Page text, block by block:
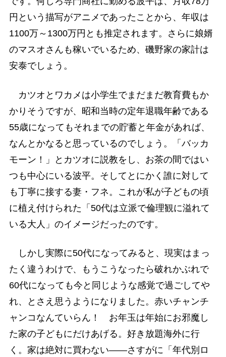
円という描写がアニメであったことから、年収は
1100万～1300万円とも推定されます。さらに娘婿
のマスオさんも稼いでいるため、磯野家の家計は
安泰でしょう。
カツオとワカメは小学生でまだまだ教育費もか
かりそうですが、昭和当時の定年退職年齢である
55歳になってもそれまでの貯蓄と年金があれば、
なんとかなると思っているのでしょう。「バッカ
モーン！」とカツオに説教をし、お茶の間ではい
つも中心にいる波平。そしてとにかく誰に対して
も丁寧に接する妻・フネ。これが私が子どもの頃
に植え付けられた「50代は立派で倫理観に溢れて
いる大人」のイメージだったのです。
しかし実際に50代になってみると、現実はまっ
たく違うわけで、もうこうなったら破れかぶれで
60代になっても今と同じような感覚で過ごしてや
れ、とさえ思うようになりました。赤いチャンチ
ャンコなんていらん！ お年玉は年始にお邪魔し
た家の子どもにだけあげる。好き放題海外に行
く。家は絶対に買わない――さすがに「年代別ロ